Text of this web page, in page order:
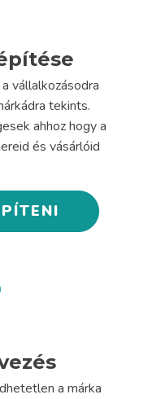
vállalkozásodra
tekints.
ahhoz hogy a
és vásárlóid
a márka